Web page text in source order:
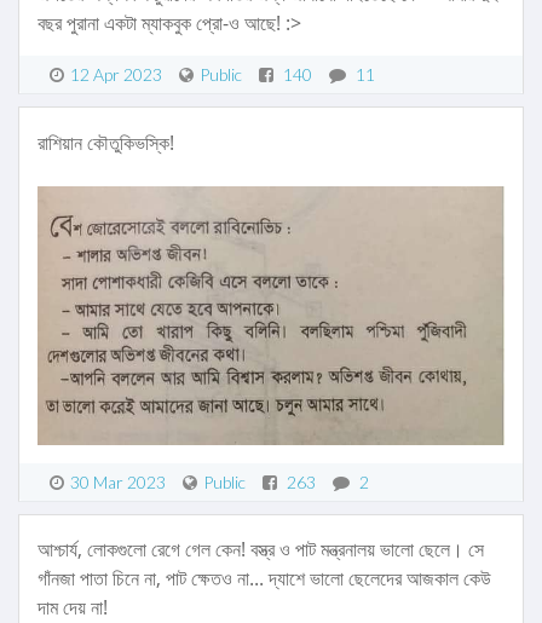
বছর পুরানা একটা ম্যাকবুক প্রো-ও আছে! :>
12 Apr 2023 Public 140 11
রাশিয়ান কৌতুকিভস্কি!
30 Mar 2023 Public 263 2
আশ্চার্য, লোকগুলো রেগে গেল কেন! বস্ত্র ও পাট মন্ত্রনালয় ভালো ছেলে। সে
গাঁনজা পাতা চিনে না, পাট ক্ষেতও না... দ্যাশে ভালো ছেলেদের আজকাল কেউ
দাম দেয় না!